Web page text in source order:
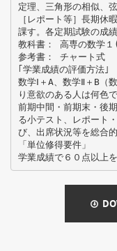
定理、三角形の相似、
［レポート等］長期休
課す。各定期試験の成
教科書： 高専の数学
参考書： チャート式
｢学業成績の評価方法｣
数学Ⅰ＋A、数学Ⅱ＋B（
り意欲のある人は何色
前期中間・前期末・後
る小テスト、レポート
び、出席状況等を総合
「単位修得要件」